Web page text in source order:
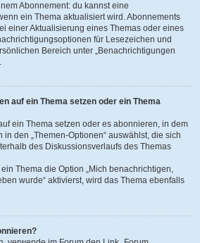
Abonnement: du kannst eine
ein Thema aktualisiert wird. Abonnements
einer Aktualisierung eines Themas oder eines
für Lesezeichen und
Bereich unter „Benachrichtigungen
auf ein Thema setzen oder ein Thema
ein Thema setzen oder es abonnieren, in dem
den „Themen-Optionen“ auswählst, die sich
des Diskussionsverlaufs des Themas
Thema die Option „Mich benachrichtigen,
wurde“ aktivierst, wird das Thema ebenfalls